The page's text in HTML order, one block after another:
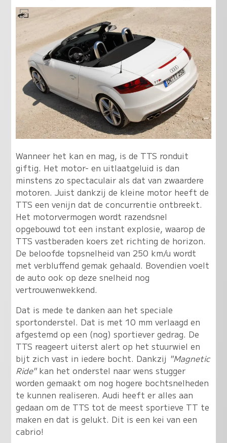
Wanneer het kan en mag, is de TTS ronduit
giftig. Het motor- en uitlaatgeluid is dan
minstens zo spectaculair als dat van zwaardere
motoren. Juist dankzij de kleine motor heeft de
TTS een venijn dat de concurrentie ontbreekt.
Het motorvermogen wordt razendsnel
opgebouwd tot een instant explosie, waarop de
TTS vastberaden koers zet richting de horizon.
De beloofde topsnelheid van 250 km/u wordt
met verbluffend gemak gehaald. Bovendien voelt
de auto ook op deze snelheid nog
vertrouwenwekkend.
Dat is mede te danken aan het speciale
sportonderstel. Dat is met 10 mm verlaagd en
afgestemd op een (nog) sportiever gedrag. De
TTS reageert uiterst alert op het stuurwiel en
bijt zich vast in iedere bocht. Dankzij "Magnetic
Ride"kan het onderstel naar wens stugger
worden gemaakt om nog hogere bochtsnelheden
te kunnen realiseren. Audi heeft er alles aan
gedaan om de TTS tot de meest sportieve TT te
maken en dat is gelukt. Dit is een kei van een
cabrio!